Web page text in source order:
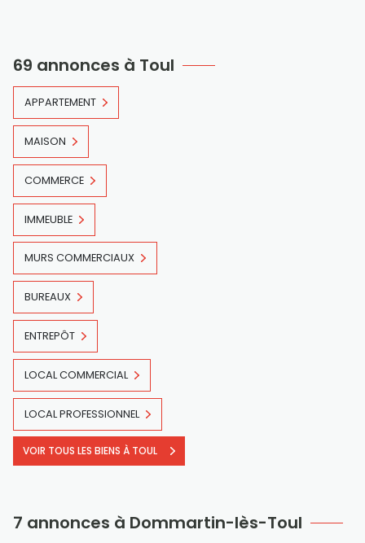
69 annonces à Toul
APPARTEMENT
MAISON
COMMERCE
IMMEUBLE
MURS COMMERCIAUX
BUREAUX
ENTREPÔT
LOCAL COMMERCIAL
LOCAL PROFESSIONNEL
VOIR TOUS LES BIENS À TOUL
7 annonces à Dommartin-lès-Toul